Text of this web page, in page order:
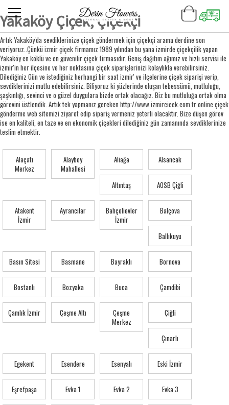
Yakaköy Çiçek, Çiçekçi
Artık Yakaköy'da sevdiklerinize çiçek göndermek için çiçekçi arama derdine son
veriyoruz..Çünkü izmir çiçek firmamız 1989 yılından bu yana izmirde çiçekçilik yapan
Yakaköy en köklü ve en güvenilir çiçek firmasıdır. Geniş dağıtım ağımız ve hızlı servisi ile
izmir'in her ilçesine ve her noktasına çiçek siparişlerinizi kolaylıkla verebilirsiniz.
Dilediğiniz Gün ve istediğiniz herhangi bir saat izmir' ve ilçelerine çiçek siparişi verip,
sevdiklerinizi mutlu edebilirsiniz. Biliyoruz ki yüzlerinde oluşan tebessümü, mutluluğu,
şaşkınlığı, sevinci ve o güzel duygulara bizde ortak olacağız. Biz bu mutluluğa ortak olma
görevini üstlendik. Artık tek yapmanız gereken http://www.izmircicek.com.tr online çiçek
gönderme web sitemizi ziyaret edip sipariş vermeniz yeterli olacaktır. Bize düşen görev
ise en kaliteli, en taze ve en ekonomik çiçekleri dilediğiniz gün zamanında sevdiklerinize
teslim etmektir.
Alaçatı
Merkez
Alaybey
Mahallesi
Aliağa Alsancak
Altıntaş AOSB Çiğli
Atakent
İzmir
Ayrancılar
Bahçelievler
İzmir
Balçova
Ballıkuyu
Basın Sitesi Basmane Bayraklı Bornova
Bostanlı Bozyaka Buca Çamdibi
Çamlık İzmir Çeşme Altı
Çeşme
Merkez
Çiğli
Çınarlı
Egekent Esendere Esenyalı Eski İzmir
Eşrefpaşa Evka 1 Evka 2 Evka 3